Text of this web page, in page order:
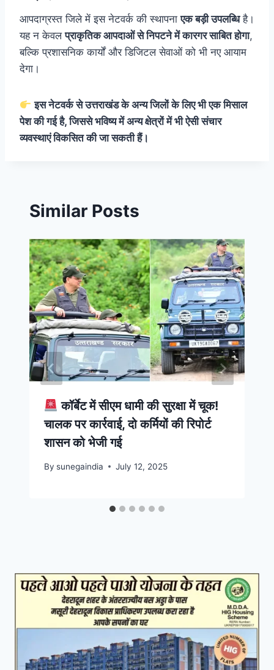
आपदाग्रस्त जिले में इस नेटवर्क की स्थापनाएक बड़ी उपलब्धिहै।
यह न केवलप्राकृतिक आपदाओं से निपटने में कारगर साबित होगा,
बल्कि प्रशासनिक कार्यों और डिजिटल सेवाओं को भी नए आयाम
देगा।
इस नेटवर्क से उत्तराखंड के अन्य जिलों के लिए भी एक मिसाल
पेश की गई है, जिससे भविष्य में अन्य क्षेत्रों में भी ऐसी संचार
व्यवस्थाएं विकसित की जा सकती हैं।
Similar Posts
कॉर्बेट में सीएम धामी की सुरक्षा में चूक!
चालक पर कार्रवाई, दो कर्मियों की रिपोर्ट
शासन को भेजी गई
By sunegaindia July 12, 2025